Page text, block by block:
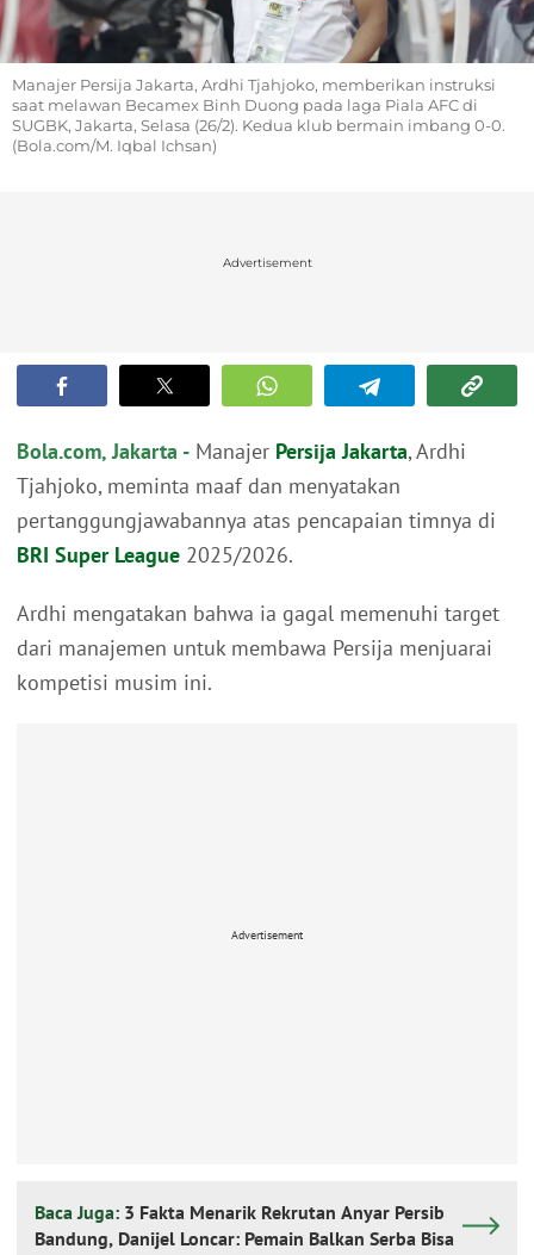
Manajer Persija Jakarta, Ardhi Tjahjoko, memberikan instruksi
saat melawan Becamex Binh Duong pada laga Piala AFC di
SUGBK, Jakarta, Selasa (26/2). Kedua klub bermain imbang 0-0.
(Bola.com/M. Iqbal Ichsan)
Advertisement
Bola.com, Jakarta - Manajer Persija Jakarta, Ardhi
Tjahjoko, meminta maaf dan menyatakan
pertanggungjawabannya atas pencapaian timnya di
BRI Super League 2025/2026.
Ardhi mengatakan bahwa ia gagal memenuhi target
dari manajemen untuk membawa Persija menjuarai
kompetisi musim ini.
Advertisement
Baca Juga: 3 Fakta Menarik Rekrutan Anyar Persib
Bandung, Danijel Loncar: Pemain Balkan Serba Bisa